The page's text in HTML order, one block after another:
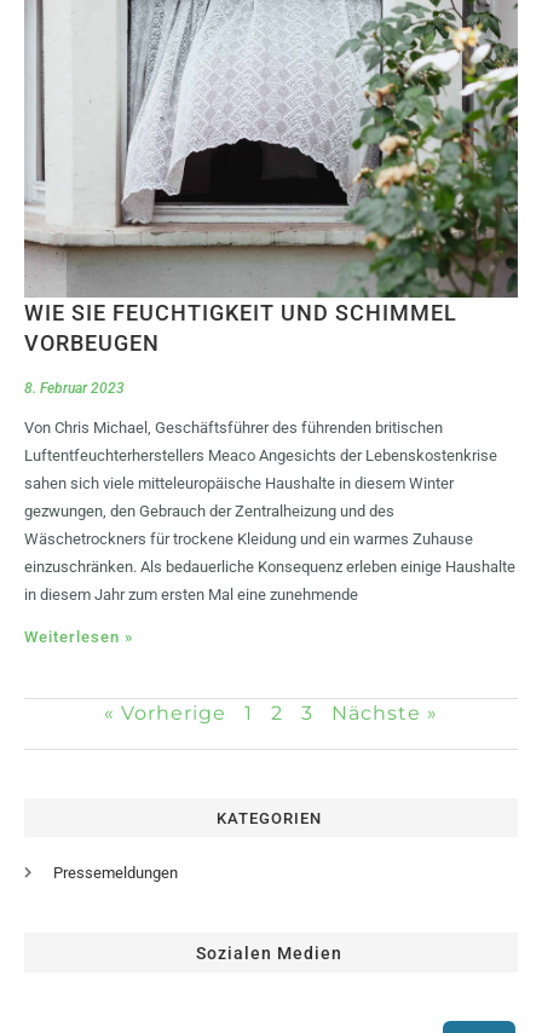
WIE SIE FEUCHTIGKEIT UND SCHIMMEL
VORBEUGEN
8. Februar 2023
Von Chris Michael, Geschäftsführer des führenden britischen
Luftentfeuchterherstellers Meaco Angesichts der Lebenskostenkrise
sahen sich viele mitteleuropäische Haushalte in diesem Winter
gezwungen, den Gebrauch der Zentralheizung und des
Wäschetrockners für trockene Kleidung und ein warmes Zuhause
einzuschränken. Als bedauerliche Konsequenz erleben einige Haushalte
in diesem Jahr zum ersten Mal eine zunehmende
Weiterlesen »
« Vorherige 1 2 3 Nächste »
KATEGORIEN
Pressemeldungen
Sozialen Medien